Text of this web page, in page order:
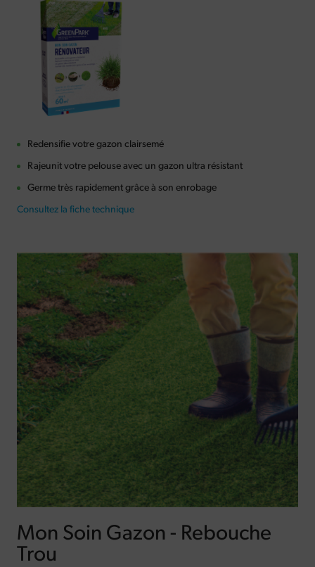
Redensifie votre gazon clairsemé
Rajeunit votre pelouse avec un gazon ultra résistant
Germe très rapidement grâce à son enrobage
Consultez la fiche technique
Mon Soin Gazon - Rebouche
Trou